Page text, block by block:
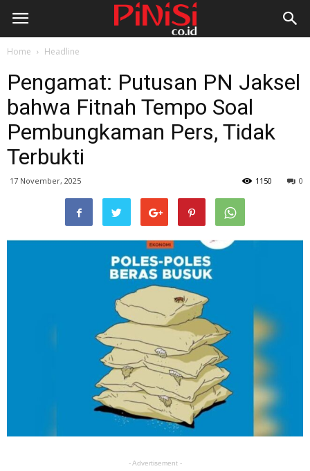
Home Headline
Pengamat: Putusan PN Jaksel
bahwa Fitnah Tempo Soal
Pembungkaman Pers, Tidak
Terbukti
17 November, 2025 0
1150
- Advertisement -